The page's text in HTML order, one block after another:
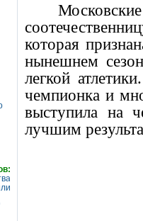
которая
нынешнем
легкой
чемпионка и
выступила на
лучшим